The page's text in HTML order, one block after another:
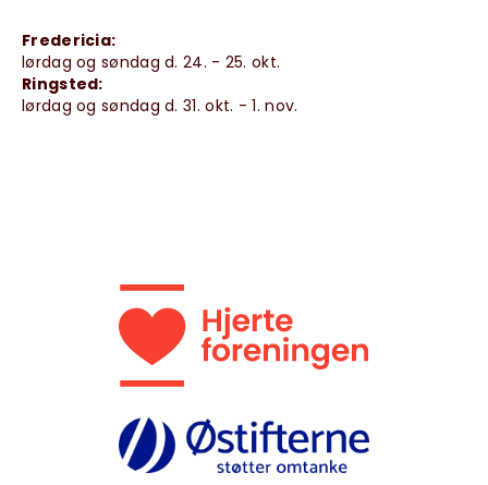
Fredericia:
lørdag og søndag d. 24. - 25. okt.
Ringsted:
lørdag og søndag d. 31. okt. - 1. nov.